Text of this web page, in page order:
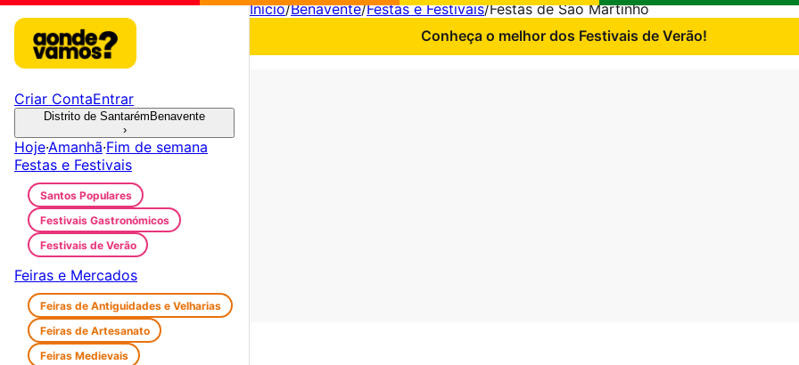
Início/Benavente/Festas e Festivais/Festas de São Martinho
Conheça o melhor dos Festivais de Verão!
Criar ContaEntrar
Distrito de Santarém Benavente
›
Hoje·Amanhã·Fim de semana
Festas e Festivais
Santos Populares
Festivais Gastronómicos
Festivais de Verão
Feiras e Mercados
Feiras de Antiguidades e Velharias
Feiras de Artesanato
Feiras Medievais